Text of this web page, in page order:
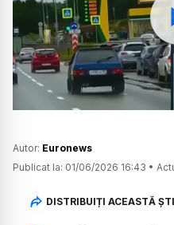
Autor: Euronews
Publicat la: 01/06/2026 16:43 •
DISTRIBUIȚI ACEASTĂ